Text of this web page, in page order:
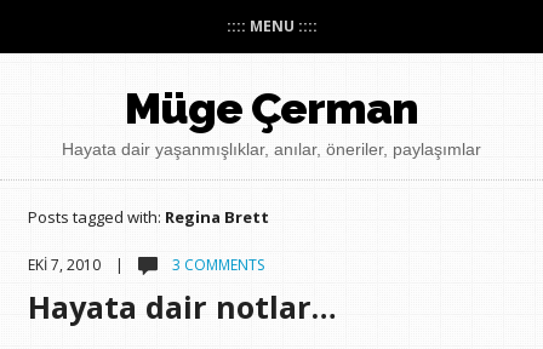
:::: MENU ::::
Müge Çerman
Hayata dair yaşanmışlıklar, anılar, öneriler, paylaşımlar
Posts tagged with: Regina Brett
EKI 7, 2010 | 3 COMMENTS
Hayata dair notlar…